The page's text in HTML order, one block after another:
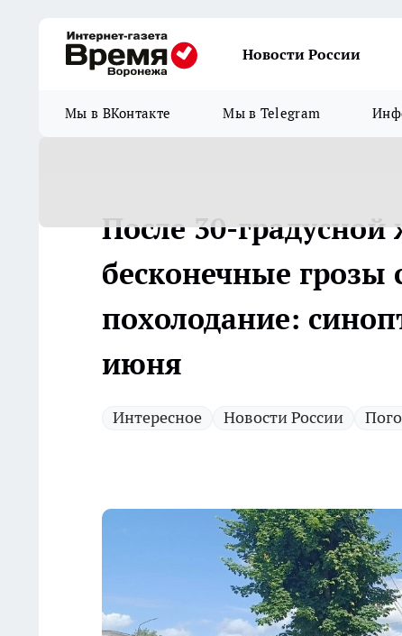
Новости России
Мы в ВКонтакте Мы в Telegram
После 30-
бесконечные грозы
похолодание:
июня
Интересное Новости России